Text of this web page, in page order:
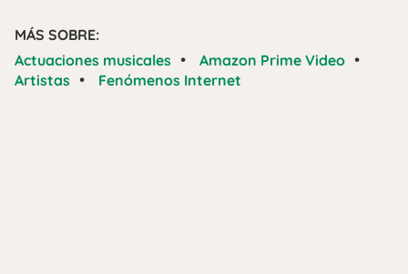
MÁS SOBRE:
Actuaciones musicales • Amazon Prime Video •
Artistas • Fenómenos Internet